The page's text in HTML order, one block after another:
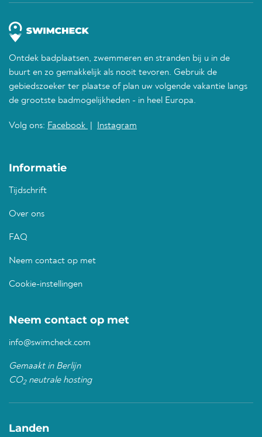
Ontdek badplaatsen, zwemmeren en stranden bij u in de
buurt en zo gemakkelijk als nooit tevoren. Gebruik de
gebiedszoeker ter plaatse of plan uw volgende vakantie langs
de grootste badmogelijkheden - in heel Europa.
Volg ons: Facebook Instagram
Informatie
Tijdschrift
Over ons
FAQ
Neem contact op met
Cookie-instellingen
Neem contact op met
info@swimcheck.com
Gemaakt in Berlijn
CO2neutrale hosting
Landen